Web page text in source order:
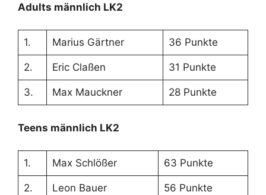
Adults männlich LK2
1. Marius Gärtner 36 Punkte
2. Eric Claßen 31 Punkte
3. Max Mauckner 28 Punkte
Teens männlich LK2
1. Max Schlößer 63 Punkte
2. Leon Bauer 56 Punkte